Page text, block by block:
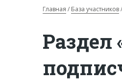
Главная База участников
Раздел